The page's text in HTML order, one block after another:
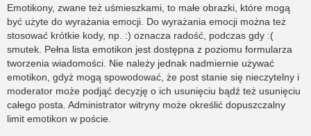
Emotikony, zwane też uśmieszkami, to małe obrazki, które mogą
być użyte do wyrażania emocji. Do wyrażania emocji można też
stosować krótkie kody, np. :) oznacza radość, podczas gdy :(
smutek. Pełna lista emotikon jest dostępna z poziomu formularza
tworzenia wiadomości. Nie należy jednak nadmiernie używać
emotikon, gdyż mogą spowodować, że post stanie się nieczytelny i
moderator może podjąć decyzję o ich usunięciu bądź też usunięciu
całego posta. Administrator witryny może określić dopuszczalny
limit emotikon w poście.